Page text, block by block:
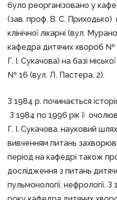
було реорганізовано у
(зав. проф. В. С. Приходько)
клінічної лікарні (вул.
кафедра дитячих хвороб №
Г. І. Сукачова) на базі міської
№ 16 (вул. Л. Пастера, 2).
З 1984 р. починається
З 1984 по 1996 рік її
Г. І. Сукачова, науковий
вивченням питань
період на кафедрі також
дослідження з питань
пульмонології, нефрології.